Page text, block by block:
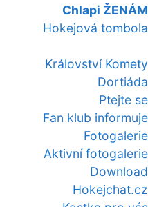
Chlapi ŽENÁM
Hokejová tombola
Království Komety
Dortiáda
Ptejte se
Fan klub informuje
Fotogalerie
Aktivní fotogalerie
Download
Hokejchat.cz